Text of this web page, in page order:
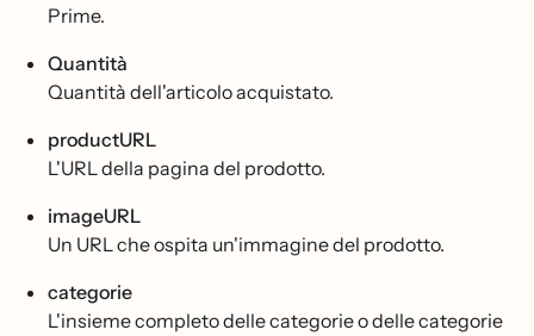
Prime.
Quantità
Quantità dell'articolo acquistato.
productURL
L'URL della pagina del prodotto.
imageURL
Un URL che ospita un'immagine del prodotto.
categorie
L'insieme completo delle categorie o delle categorie